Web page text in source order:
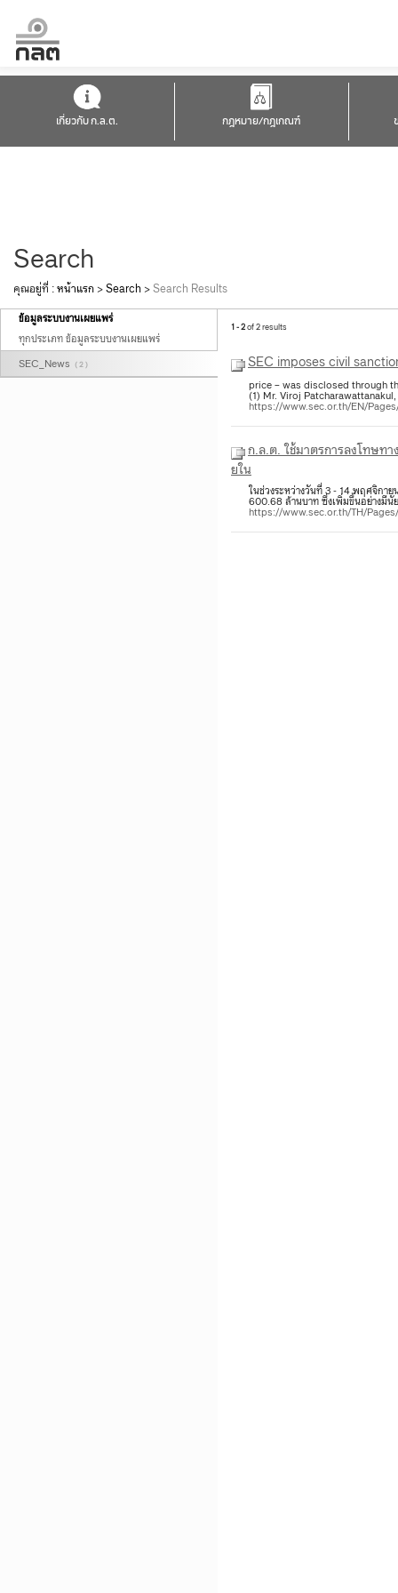
เกี่ยวกับ ก.ล.ต. กฎหมาย/กฎเกณฑ์
Search
คุณอยู่ที่ :หน้าแรก >Search >Search Results
ข้อมูลระบบงานเผยแพร่
ทุกประเภท ข้อมูลระบบงานเผยแพร่
SEC_News ( 2 )
1 - 2of 2 results
SEC imposes civil
price – was disclosed through
(1) Mr. Viroj
https://www.sec.or.th/EN/
ก.ล.ต. ใช้มาตรการลงโทษ
ยใน
ในช่วงระหว่างวันที่ 3 - 14 พฤศจิกา
600.68 ล้านบาท ซึ่งเพิ่มขึ้นอย่างมี
https://www.sec.or.th/TH/